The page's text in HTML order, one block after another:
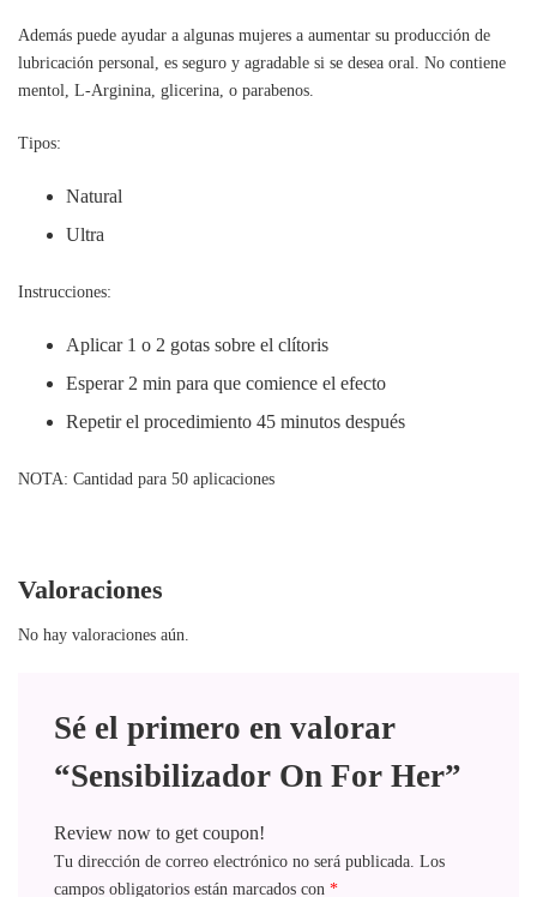
Además puede ayudar a algunas mujeres a aumentar su producción de
lubricación personal, es seguro y agradable si se desea oral. No contiene
mentol, L-Arginina, glicerina, o parabenos.
Tipos:
Natural
Ultra
Instrucciones:
Aplicar 1 o 2 gotas sobre el clítoris
Esperar 2 min para que comience el efecto
Repetir el procedimiento 45 minutos después
NOTA: Cantidad para 50 aplicaciones
Valoraciones
No hay valoraciones aún.
Sé el primero en valorar
“Sensibilizador On For Her”
Review now to get coupon!
Tu dirección de correo electrónico no será publicada. Los
campos obligatorios están marcados con *